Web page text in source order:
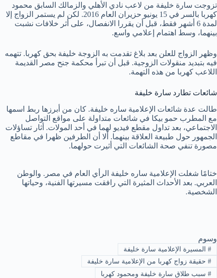
تزوجت سارة خليفة من لاعب نادي الأهلي والزمالك السابق محمود
كهربا بالسر في 15 يونيو حزيران العام 2016. لكن لم يستمر الزواج إلا
لمدة 6 أشهر فقط، قبل أن يقررا الانفصال، على أثر خلافات نشبت
بينهما، وسط اهتمام إعلامي واسع.
وظهر الزواج للعلن بعد بلاغ تقدمت به الزوجة خليفة بحق كهربا. تتهمه
فيه بتبديد منقولات الزوجية. قبل أن تبرأ محكمة جنح مصر القديمة
اللاعب كهربا من هذه التهمة.
شائعات تطارد سارة خليفة
طالت عدة شائعات الإعلامية ساره خليفة. كان من أبرزها ربط اسمها
مع المطرب حمو بيكا في شائعات متداولة على مواقع التواصل
الاجتماعي، بعد تداول مقطع فيديو لهما في أحد المولات. أثار تساؤلات
الجمهور حول طبيعة العلاقة بينهما. ألا أن الطرفين ظهرا في مقاطع
مصورة تنفي صحة الشائعات التي أثيرت حولهما.
ختامًا شغلت الإعلامية ساره خليفة الرأي العام في مصر. والوطن
العربي. بعد الأحداث المثيرة التي رافقت مسيرتها الفنية، وحياتها
الشخصية.
وسوم
#المسيرة الإعلامية سارة خليفة
#حقيقة زواج كهربا من الإعلامية سارة خليفة
#سبب طلاق سارة خليفة ومحمود كهربا